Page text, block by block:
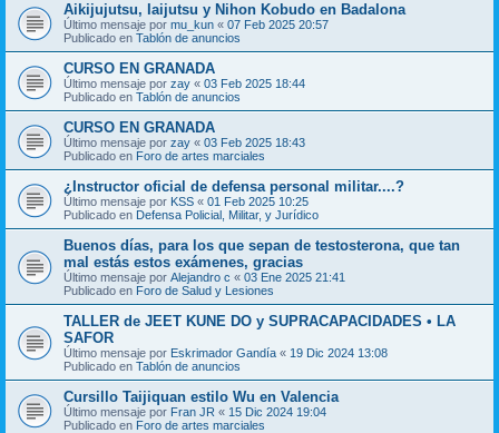
Aikijujutsu, Iaijutsu y Nihon Kobudo en Badalona
Último mensaje por mu_kun « 07 Feb 2025 20:57
Publicado en Tablón de anuncios
CURSO EN GRANADA
Último mensaje por zay « 03 Feb 2025 18:44
Publicado en Tablón de anuncios
CURSO EN GRANADA
Último mensaje por zay « 03 Feb 2025 18:43
Publicado en Foro de artes marciales
¿Instructor oficial de defensa personal militar....?
Último mensaje por KSS « 01 Feb 2025 10:25
Publicado en Defensa Policial, Militar, y Jurídico
Buenos días, para los que sepan de testosterona, que tan
mal estás estos exámenes, gracias
Último mensaje por Alejandro c « 03 Ene 2025 21:41
Publicado en Foro de Salud y Lesiones
TALLER de JEET KUNE DO y SUPRACAPACIDADES • LA
SAFOR
Último mensaje por Eskrimador Gandía « 19 Dic 2024 13:08
Publicado en Tablón de anuncios
Cursillo Taijiquan estilo Wu en Valencia
Último mensaje por Fran JR « 15 Dic 2024 19:04
Publicado en Foro de artes marciales